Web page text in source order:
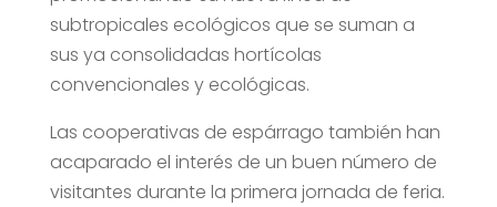
subtropicales ecológicos que se suman a
sus ya consolidadas hortícolas
convencionales y ecológicas.
Las cooperativas de espárrago también han
acaparado el interés de un buen número de
visitantes durante la primera jornada de feria.